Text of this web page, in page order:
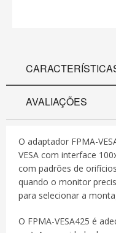
AVALIAÇÕES
O adaptador FPMA-
VESA com interface
com padrões de
quando o monitor
para selecionar a
O FPMA-VESA425 é